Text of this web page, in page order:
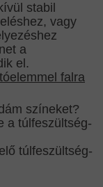
stabil
vagy
a
el.
falra
színeket?
a túlfeszültség-
túlfeszültség-